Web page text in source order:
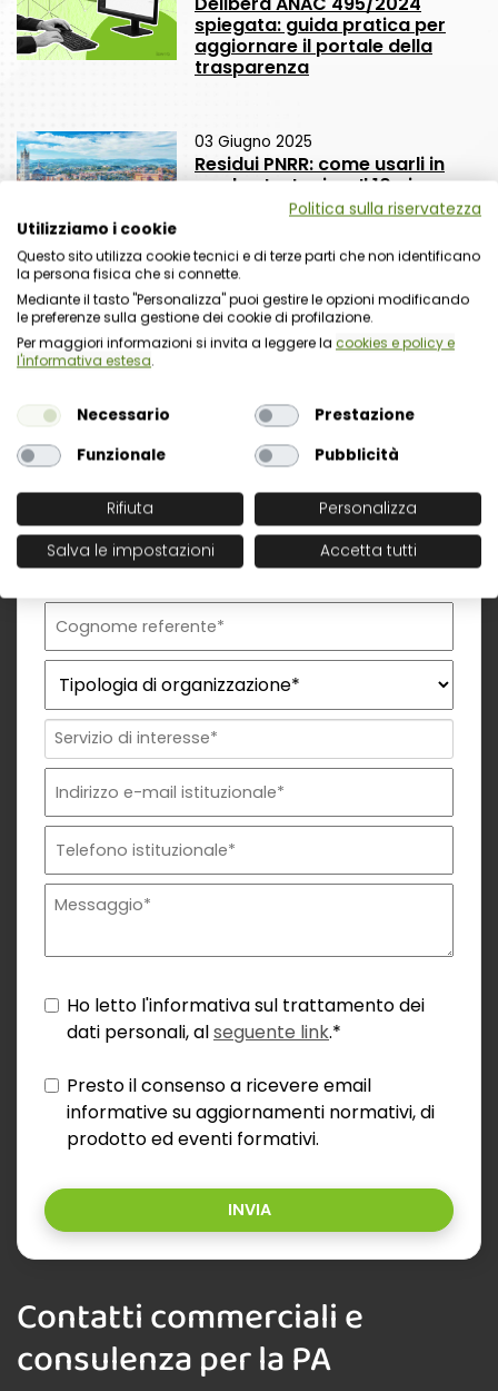
spiegata: guida pratica per
aggiornare il portale della
trasparenza
03 Giugno 2025
Residui PNRR: come usarli in
modo strategico. Il 10 giugno
un webinar con focus
Richiesta commerciale
Nome organizzazione
Nome referente
Cognome referente
Tipologia di organizzazione
Prodotto di interesse
Indirizzo email istituzionale*
Telefono istituzionale
Messaggio
Ho letto l'informativa sul trattamento dei
dati personali, alseguente link.*
Presto il consenso a ricevere email
informative su aggiornamenti normativi, di
prodotto ed eventi formativi.
INVIA
Contatti commerciali e
consulenza per la PA
Politica sulla riservatezza
Utilizziamo i cookie
Questo sito utilizza cookie tecnici e di terze parti che non identificano
la persona fisica che si connette.
Mediante il tasto "Personalizza" puoi gestire le opzioni modificando
le preferenze sulla gestione dei cookie di profilazione.
Per maggiori informazioni si invita a leggere la cookies e policy e
l'informativa estesa.
Necessario
Prestazione
Funzionale
Pubblicità
Rifiuta
Personalizza
Salva le impostazioni
Accetta tutti